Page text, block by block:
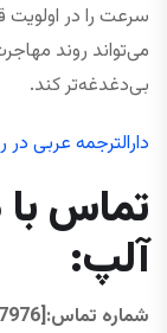
سرعت را در اولویت
می‌تواند روند
بی‌دغدغه‌تر کند.
دارالترجمه عربی
تماس با
آلپ:
شماره تماس:[09357947976- ]